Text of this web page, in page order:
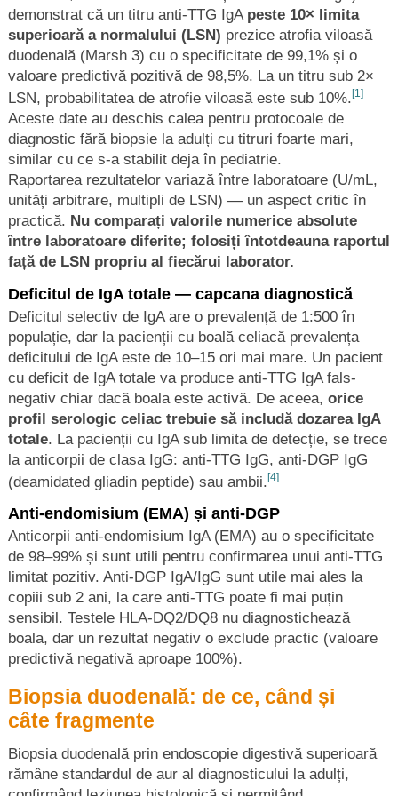
demonstrat că un titru anti-TTG IgA peste 10× limita
superioară a normalului (LSN) prezice atrofia viloasă
duodenală (Marsh 3) cu o specificitate de 99,1% și o
valoare predictivă pozitivă de 98,5%. La un titru sub 2×
LSN, probabilitatea de atrofie viloasă este sub 10%. [1]
Aceste date au deschis calea pentru protocoale de
diagnostic fără biopsie la adulți cu titruri foarte mari,
similar cu ce s-a stabilit deja în pediatrie.
Raportarea rezultatelor variază între laboratoare (U/mL,
unități arbitrare, multipli de LSN) — un aspect critic în
practică. Nu comparați valorile numerice absolute
între laboratoare diferite; folosiți întotdeauna raportul
față de LSN propriu al fiecărui laborator.
Deficitul de IgA totale — capcana diagnostică
Deficitul selectiv de IgA are o prevalență de 1:500 în
populație, dar la pacienții cu boală celiacă prevalența
deficitului de IgA este de 10–15 ori mai mare. Un pacient
cu deficit de IgA totale va produce anti-TTG IgA fals-
negativ chiar dacă boala este activă. De aceea, orice
profil serologic celiac trebuie să includă dozarea IgA
totale. La pacienții cu IgA sub limita de detecție, se trece
la anticorpii de clasa IgG: anti-TTG IgG, anti-DGP IgG
(deamidated gliadin peptide) sau ambii.
[4]
Anti-endomisium (EMA) și anti-DGP
Anticorpii anti-endomisium IgA (EMA) au o specificitate
de 98–99% și sunt utili pentru confirmarea unui anti-TTG
limitat pozitiv. Anti-DGP IgA/IgG sunt utile mai ales la
copiii sub 2 ani, la care anti-TTG poate fi mai puțin
sensibil. Testele HLA-DQ2/DQ8 nu diagnostichează
boala, dar un rezultat negativ o exclude practic (valoare
predictivă negativă aproape 100%).
Biopsia duodenală: de ce, când și
câte fragmente
Biopsia duodenală prin endoscopie digestivă superioară
rămâne standardul de aur al diagnosticului la adulți,